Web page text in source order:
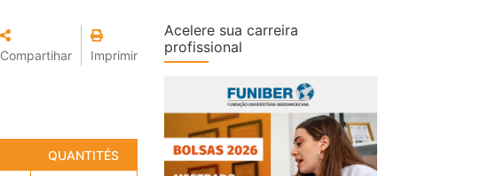
Compartihar Imprimir
QUANTITÉS
Acelere sua carreira
profissional